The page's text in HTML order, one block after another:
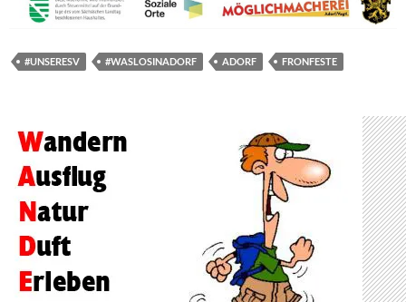
#UNSERESV #WASLOSINADORF ADORF FRONFESTE